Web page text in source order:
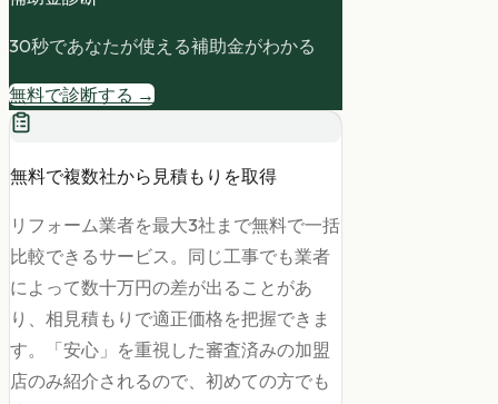
30秒であなたが使える補助金がわかる
無料で診断する →
無料で複数社から見積もりを取得
リフォーム業者を最大3社まで無料で一括
比較できるサービス。同じ工事でも業者
によって数十万円の差が出ることがあ
り、相見積もりで適正価格を把握できま
す。「安心」を重視した審査済みの加盟
店のみ紹介されるので、初めての方でも